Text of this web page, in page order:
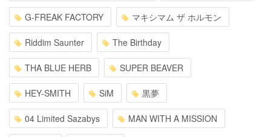
G-FREAK FACTORY マキシマム ザ ホルモン
Riddim Saunter The Birthday
THA BLUE HERB SUPER BEAVER
HEY-SMITH SiM 黒夢
04 Limited Sazabys MAN WITH A MISSION